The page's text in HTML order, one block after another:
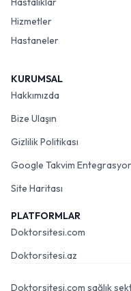
Hizmetler
Hastaneler
KURUMSAL
Hakkımızda
Bize Ulaşın
Gizlilik Politikası
Google Takvim
Site Haritası
PLATFORMLAR
Doktorsitesi.com
Doktorsitesi.az
Doktorsitesi.com sağlık